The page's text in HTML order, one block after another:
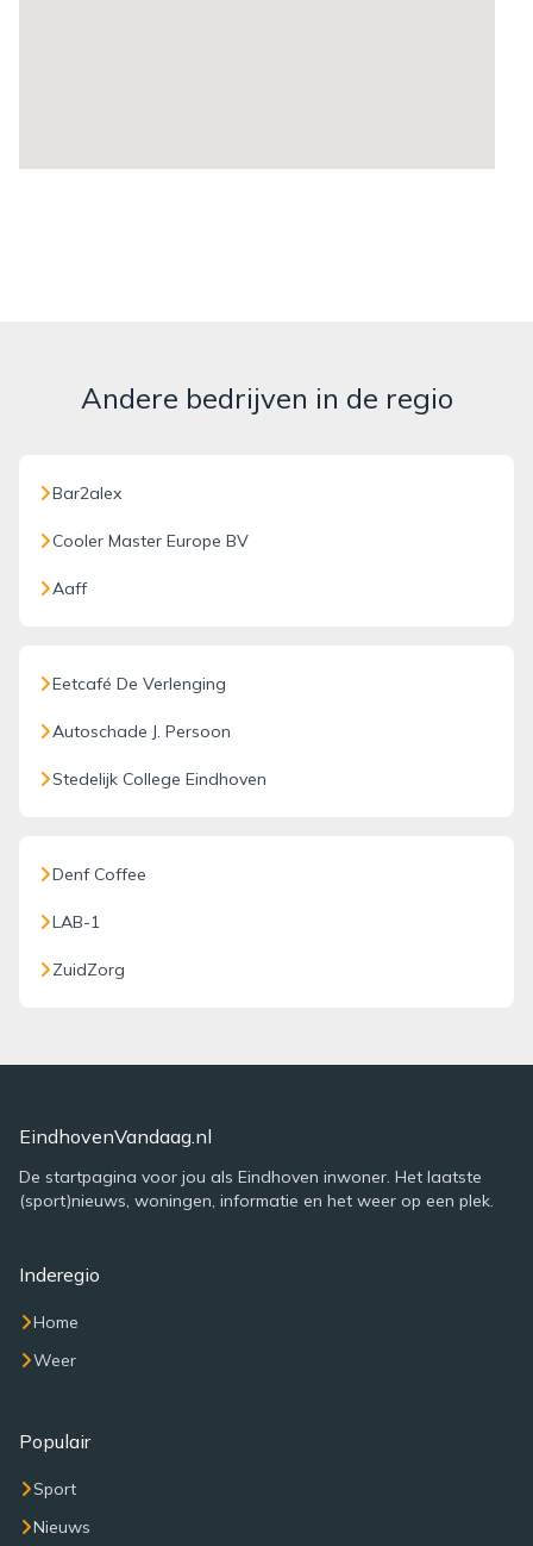
Andere bedrijven in de regio
Bar2alex
Cooler Master Europe BV
Aaff
Eetcafé De Verlenging
Autoschade J. Persoon
Stedelijk College Eindhoven
Denf Coffee
LAB-1
ZuidZorg
EindhovenVandaag.nl
De startpagina voor jou als Eindhoven inwoner. Het laatste
(sport)nieuws, woningen, informatie en het weer op een plek.
Inderegio
Home
Weer
Populair
Sport
Nieuws